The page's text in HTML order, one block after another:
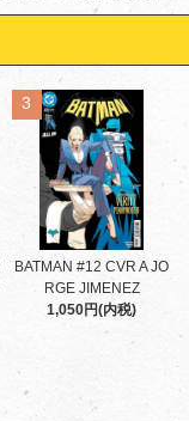
3
BATMAN #12 CVR A JO
RGE JIMENEZ
1,050円(内税)